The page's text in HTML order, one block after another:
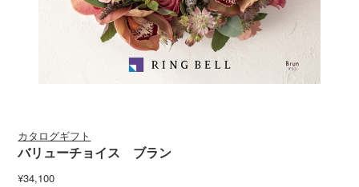
カタログギフト
バリューチョイス ブラン
¥34,100